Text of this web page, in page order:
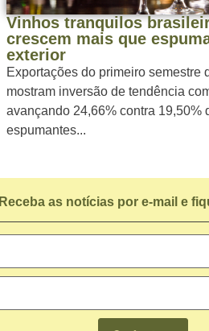
Vinhos tranquilos
crescem mais que
exterior
Exportações do primeiro semestre
mostram inversão de tendência
avançando 24,66% contra 19,50%
espumantes...
Receba as notícias por e-mail e